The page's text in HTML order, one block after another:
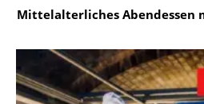
Mittelalterliches Abendessen